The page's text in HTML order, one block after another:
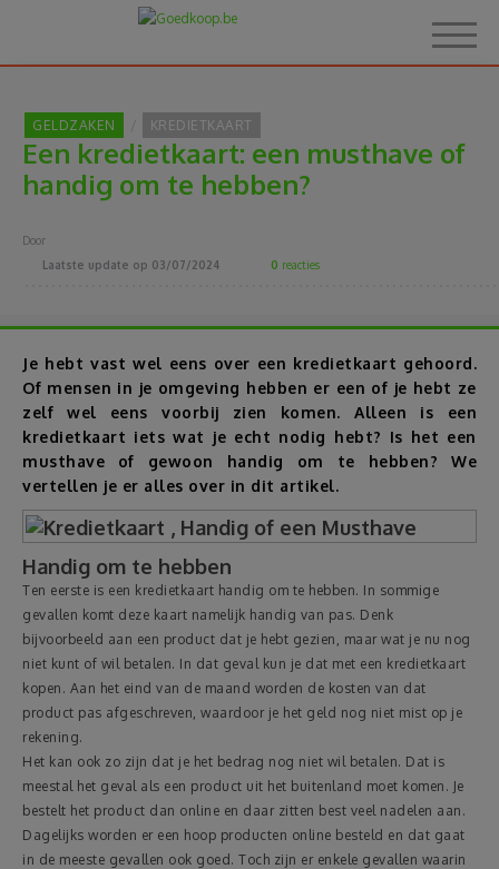
Home
Over Goedkoop.be
Korting
Thema's
Reviews
Reizen
Thuis
Elektronica
Eten & Drinken
Mode & Verzorging
GELDZAKEN KREDIETKAART
Een kredietkaart: een musthave of
handig om te hebben?
Door
Laatste update op 03/07/2024 0 reacties
Je hebt vast wel eens over een kredietkaart gehoord.
Of mensen in je omgeving hebben er een of je hebt ze
zelf wel eens voorbij zien komen. Alleen is een
kredietkaart iets wat je echt nodig hebt? Is het een
musthave of gewoon handig om te hebben? We
vertellen je er alles over in dit artikel.
Handig om te hebben
Ten eerste is een kredietkaart handig om te hebben. In sommige
gevallen komt deze kaart namelijk handig van pas. Denk
bijvoorbeeld aan een product dat je hebt gezien, maar wat je nu nog
niet kunt of wil betalen. In dat geval kun je dat met een kredietkaart
kopen. Aan het eind van de maand worden de kosten van dat
product pas afgeschreven, waardoor je het geld nog niet mist op je
rekening.
Het kan ook zo zijn dat je het bedrag nog niet wil betalen. Dat is
meestal het geval als een product uit het buitenland moet komen. Je
bestelt het product dan online en daar zitten best veel nadelen aan.
Dagelijks worden er een hoop producten online besteld en dat gaat
in de meeste gevallen ook goed. Toch zijn er enkele gevallen waarin